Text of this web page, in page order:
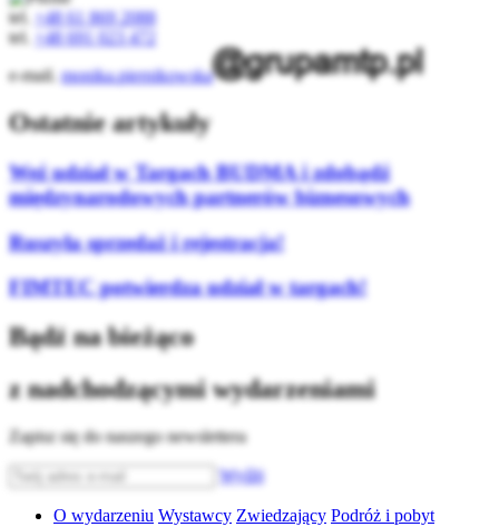
tel.
+48 61 869 2088
tel.
+48 691 023 472
e-mail.monika.piernikowska
Ostatnie artykuły
Weź udział w Targach BUDMA i zdobądź
międzynarodowych partnerów biznesowych
Ruszyła sprzedaż i rejestracja!
FIMTEC potwierdza udział w targach!
Bądź na bieżąco
z nadchodzącymi wydarzeniami
Zapisz się do naszego newslettera
Wyślij
O wydarzeniu Wystawcy Zwiedzający Podróż i pobyt